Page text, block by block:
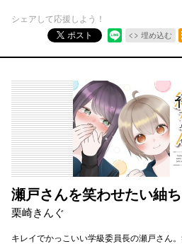
シェアして応援しよう！
ポスト
埋め込む
瀬戸さんを笑わせたい紬
栗崎きんぐ
キレイでかっこいい学級委員長の瀬戸さん